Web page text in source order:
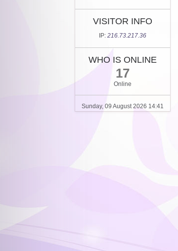
VISITOR INFO
IP: 216.73.217.36
WHO IS ONLINE
17
Online
Sunday, 09 August 2026 14:41